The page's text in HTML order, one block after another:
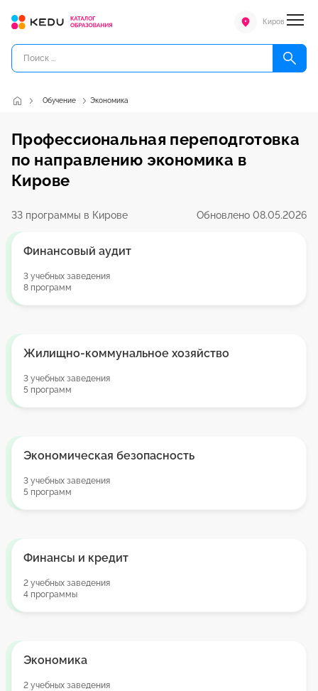
Киров
Обучение Экономика
Профессиональная переподготовка
по направлению экономика в
Кирове
33 программы в Кирове Обновлено 08.05.2026
Финансовый аудит
3 учебных заведения
8 программ
Жилищно-коммунальное хозяйство
3 учебных заведения
5 программ
Экономическая безопасность
3 учебных заведения
5 программ
Финансы и кредит
2 учебных заведения
4 программы
Экономика
2 учебных заведения